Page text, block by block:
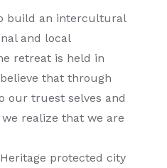
build an intercultural
and local
retreat is held in
that through
our truest selves and
realize that we are
protected city